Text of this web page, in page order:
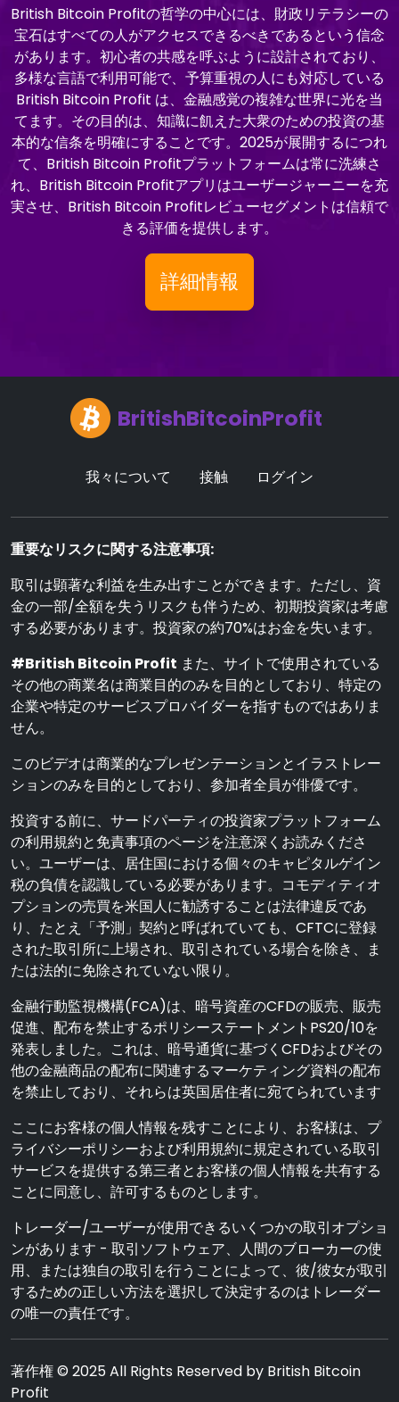
British Bitcoin Profitの哲学の中心には、財政リテラシーの
宝石はすべての人がアクセスできるべきであるという信念
があります。初心者の共感を呼ぶように設計されており、
多様な言語で利用可能で、予算重視の人にも対応している
British Bitcoin Profit は、金融感覚の複雑な世界に光を当
てます。その目的は、知識に飢えた大衆のための投資の基
本的な信条を明確にすることです。2025が展開するにつれ
て、British Bitcoin Profitプラットフォームは常に洗練さ
れ、British Bitcoin Profitアプリはユーザージャーニーを充
実させ、British Bitcoin Profitレビューセグメントは信頼で
きる評価を提供します。
詳細情報
BritishBitcoinProfit
我々について 接触 ログイン
重要なリスクに関する注意事項:
取引は顕著な利益を生み出すことができます。ただし、資
金の一部/全額を失うリスクも伴うため、初期投資家は考慮
する必要があります。投資家の約70%はお金を失います。
#British Bitcoin Profit また、サイトで使用されている
その他の商業名は商業目的のみを目的としており、特定の
企業や特定のサービスプロバイダーを指すものではありま
せん。
このビデオは商業的なプレゼンテーションとイラストレー
ションのみを目的としており、参加者全員が俳優です。
投資する前に、サードパーティの投資家プラットフォーム
の利用規約と免責事項のページを注意深くお読みくださ
い。ユーザーは、居住国における個々のキャピタルゲイン
税の負債を認識している必要があります。コモディティオ
プションの売買を米国人に勧誘することは法律違反であ
り、たとえ「予測」契約と呼ばれていても、CFTCに登録
された取引所に上場され、取引されている場合を除き、ま
たは法的に免除されていない限り。
金融行動監視機構(FCA)は、暗号資産のCFDの販売、販売
促進、配布を禁止するポリシーステートメントPS20/10を
発表しました。これは、暗号通貨に基づくCFDおよびその
他の金融商品の配布に関連するマーケティング資料の配布
を禁止しており、それらは英国居住者に宛てられています
ここにお客様の個人情報を残すことにより、お客様は、プ
ライバシーポリシーおよび利用規約に規定されている取引
サービスを提供する第三者とお客様の個人情報を共有する
ことに同意し、許可するものとします。
トレーダー/ユーザーが使用できるいくつかの取引オプショ
ンがあります - 取引ソフトウェア、人間のブローカーの使
用、または独自の取引を行うことによって、彼/彼女が取引
するための正しい方法を選択して決定するのはトレーダー
の唯一の責任です。
著作権 © 2025 All Rights Reserved by British Bitcoin
Profit